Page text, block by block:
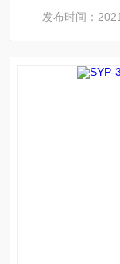
发布时间：